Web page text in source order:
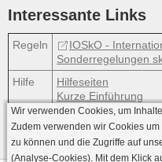
Interessante Links
Regeln
IOSkO -
Sonderregelungen
Hilfe
Hilfeseiten
Kurze Einführung
Wir verwenden Cookies, um
Zudem verwenden wir Cookies
zu können und die Zugriffe auf
(Analyse-Cookies). Mit dem Klick